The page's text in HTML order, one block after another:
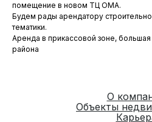
помещение в новом ТЦ ОМА.
Будем рады арендатору
тематики.
Аренда в прикассовой зоне, большая
района
О
Объекты